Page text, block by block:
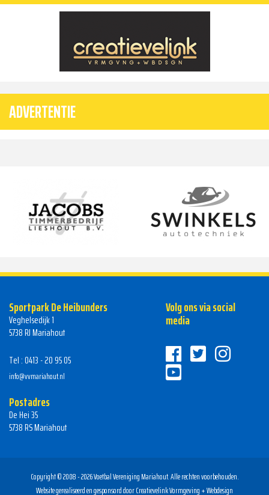
ADVERTENTIE
Sportpark De Heibunders
Veghelsedijk 1
5738 RJ Mariahout
Tel : 0413 - 20 95 05
info@vvmariahout.nl
Postadres
De Hei 35
5738 RS Mariahout
Volg ons via social
media
Copyright © 2008 - 2026 Voetbal Vereniging Mariahout. Alle rechten voorbehouden.
Website gerealiseerd en gesponsord doorCreatievelink Vormgeving + Webdesign